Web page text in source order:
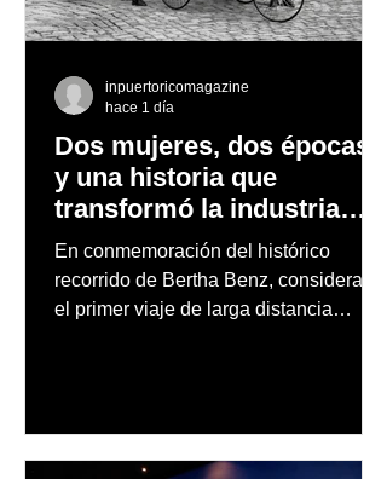
Dos mujeres, dos épocas
y una historia que
transformó la industria
automotriz
En conmemoración del histórico
recorrido de Bertha Benz, considerado
el primer viaje de larga distancia
inpuertoricomagazine
hace 1 día